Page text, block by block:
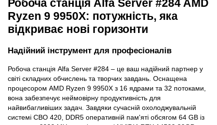
Робоча станція Alfa Server #284 AMD
Ryzen 9 9950X: потужність, яка
відкриває нові горизонти
Надійний інструмент для професіоналів
Робоча станція Alfa Server #284 – це ваш надійний партнер у
світі складних обчислень та творчих завдань. Оснащена
процесором AMD Ryzen 9 9950X з 16 ядрами та 32 потоками,
вона забезпечує неймовірну продуктивність для
найвибагливіших задач. Завдяки сучасній охолоджувальній
системі CВО 420, DDR5 оперативній пам'яті обсягом 64 GB із